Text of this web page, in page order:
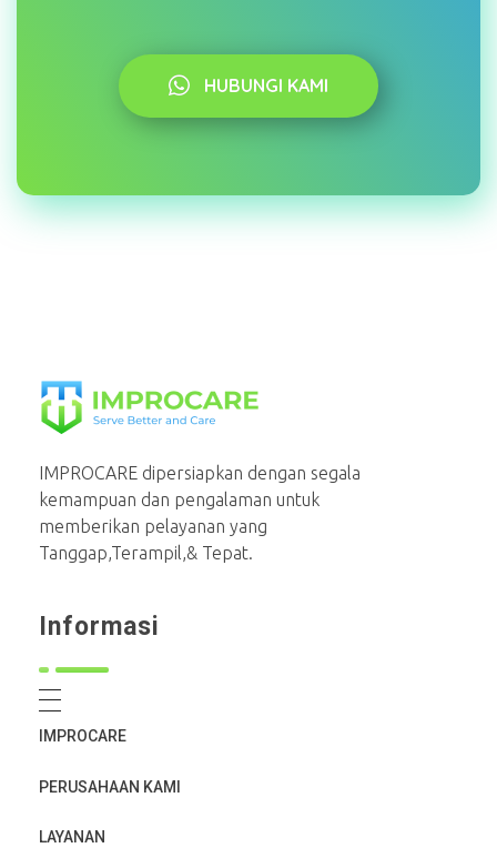
HUBUNGI KAMI
IMPROCARE dipersiapkan dengan segala
kemampuan dan pengalaman untuk
memberikan pelayanan yang
Tanggap,Terampil,& Tepat.
Informasi
IMPROCARE
PERUSAHAAN KAMI
LAYANAN